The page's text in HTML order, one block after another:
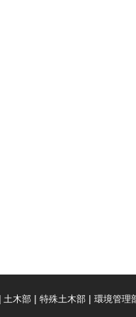
土木部 特殊土木部 環境管理